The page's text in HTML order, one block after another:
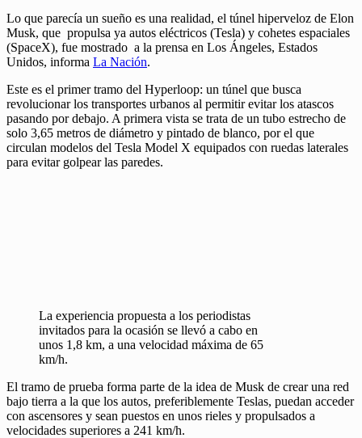
Lo que parecía un sueño es una realidad, el túnel hiperveloz de Elon
Musk, que propulsa ya autos eléctricos (Tesla) y cohetes espaciales
(SpaceX), fue mostrado a la prensa en Los Ángeles, Estados
Unidos, informa La Nación.
Este es el primer tramo del Hyperloop: un túnel que busca
revolucionar los transportes urbanos al permitir evitar los atascos
pasando por debajo. A primera vista se trata de un tubo estrecho de
solo 3,65 metros de diámetro y pintado de blanco, por el que
circulan modelos del Tesla Model X equipados con ruedas laterales
para evitar golpear las paredes.
La experiencia propuesta a los periodistas
invitados para la ocasión se llevó a cabo en
unos 1,8 km, a una velocidad máxima de 65
km/h.
El tramo de prueba forma parte de la idea de Musk de crear una red
bajo tierra a la que los autos, preferiblemente Teslas, puedan acceder
con ascensores y sean puestos en unos rieles y propulsados a
velocidades superiores a 241 km/h.